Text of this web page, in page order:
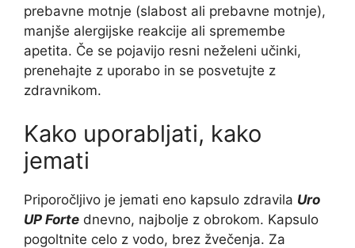
prebavne motnje (slabost ali prebavne motnje),
manjše alergijske reakcije ali spremembe
apetita. Če se pojavijo resni neželeni učinki,
prenehajte z uporabo in se posvetujte z
zdravnikom.
Kako uporabljati, kako
jemati
Priporočljivo je jemati eno kapsulo zdravila Uro
UP Forte dnevno, najbolje z obrokom. Kapsulo
pogoltnite celo z vodo, brez žvečenja. Za